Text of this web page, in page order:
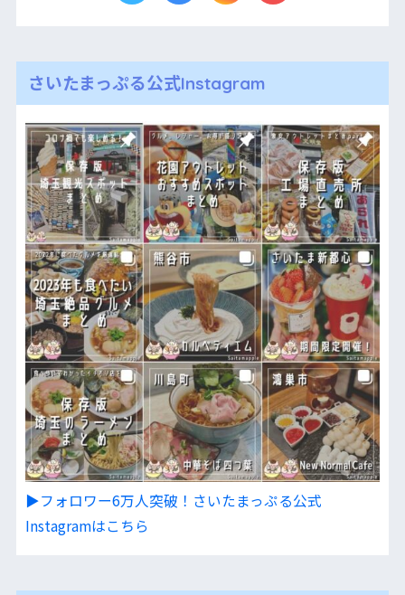
さいたまっぷる公式Instagram
▶︎フォロワー6万人突破！さいたまっぷる公式
Instagramはこちら